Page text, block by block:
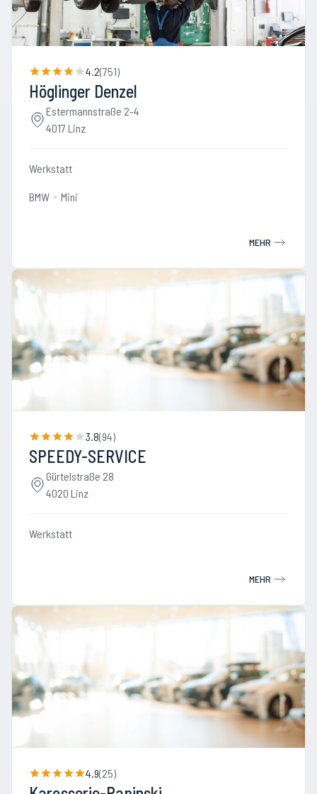
4.2(751)
Höglinger Denzel
Estermannstraße 2-4
4017 Linz
Werkstatt
BMW Mini
MEHR
3.8(94)
SPEEDY-SERVICE
Gürtelstraße 28
4020 Linz
Werkstatt
MEHR
4.9(25)